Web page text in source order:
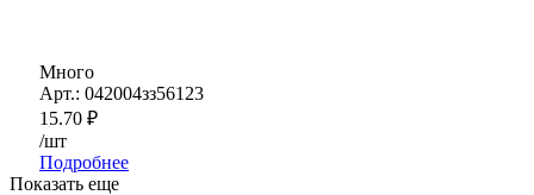
Много
Арт.: 042004зз56123
15.70 ₽
/шт
Подробнее
Показать еще